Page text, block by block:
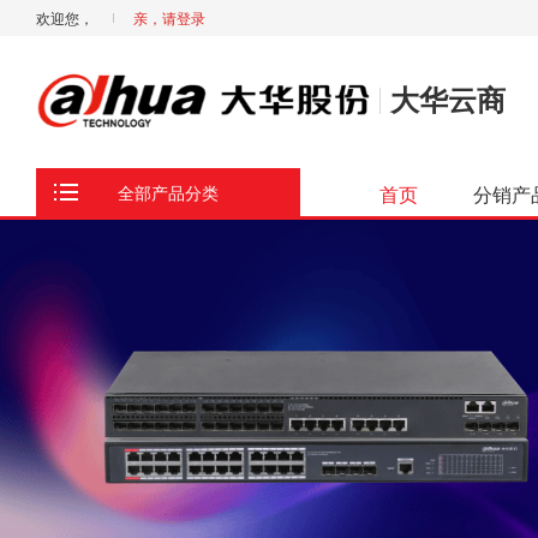
欢迎您， 亲，请登录
大华云商
全部产品分类 首页 分销产